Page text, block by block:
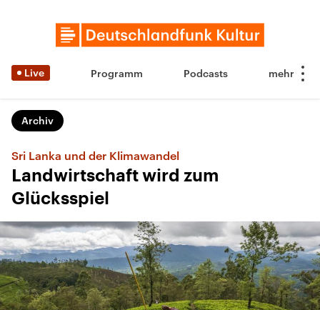
Live Programm Podcasts
Archiv
Sri Lanka und der Klimawandel
Landwirtschaft wird zum
Glücksspiel